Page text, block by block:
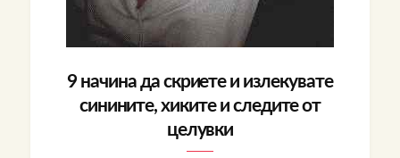
9 начина да скриете и излекувате
синините, хиките и следите от
целувки